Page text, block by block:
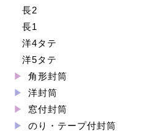
長2
長1
洋4タテ
洋5タテ
角形封筒
洋封筒
窓付封筒
のり・テープ付封筒